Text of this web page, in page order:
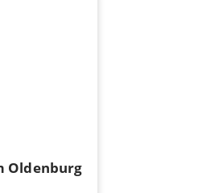
Oldenburg